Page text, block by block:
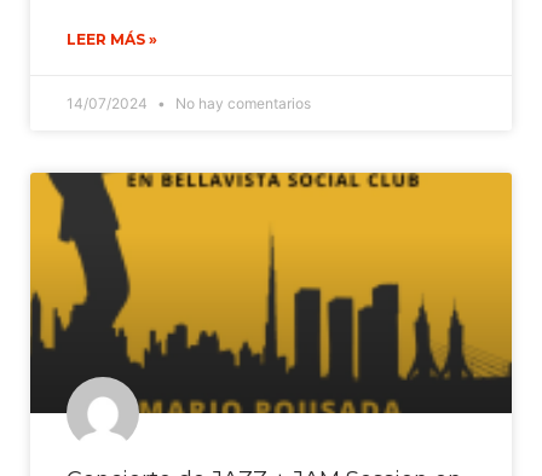
LEER MÁS »
14/07/2024 No hay comentarios